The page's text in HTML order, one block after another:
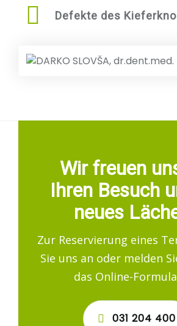
Defekte des
Wir freuen
Ihren Besuch
neues
Zur Reservierung eines
Sie uns an oder melden
das Online-
031 204 400